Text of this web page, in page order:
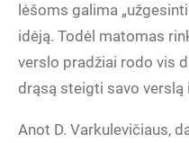
lėšoms galima
idėją. Todėl matomas
verslo pradžiai rodo vis
drąsą steigti savo verslą
Anot D. Varkulevičiaus,